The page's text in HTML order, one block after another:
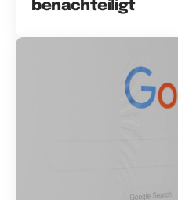
benachteiligt